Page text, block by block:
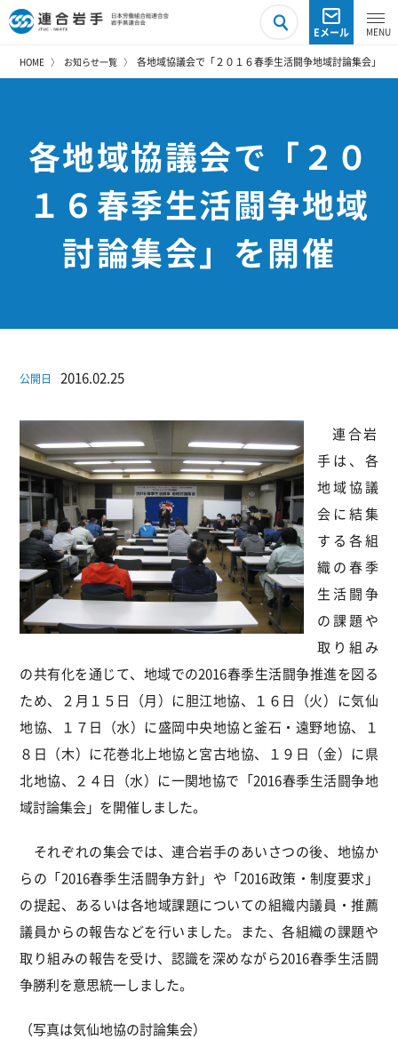
Eメール
HOME お知らせ一覧 各地域協議会で「２０１６春季生活闘争地域討論集会」を
各地域協議会で「２０
１６春季生活闘争地域
討論集会」を開催
公開日 2016.02.25
連合岩
手は、各
地域協議
会に結集
する各組
織の春季
生活闘争
の課題や
取り組み
の共有化を通じて、地域での2016春季生活闘争推進を図る
ため、２月１５日（月）に胆江地協、１６日（火）に気仙
地協、１７日（水）に盛岡中央地協と釜石・遠野地協、１
８日（木）に花巻北上地協と宮古地協、１９日（金）に県
北地協、２４日（水）に一関地協で「2016春季生活闘争地
域討論集会」を開催しました。
それぞれの集会では、連合岩手のあいさつの後、地協か
らの「2016春季生活闘争方針」や「2016政策・制度要求」
の提起、あるいは各地域課題についての組織内議員・推薦
議員からの報告などを行いました。また、各組織の課題や
取り組みの報告を受け、認識を深めながら2016春季生活闘
争勝利を意思統一しました。
（写真は気仙地協の討論集会）